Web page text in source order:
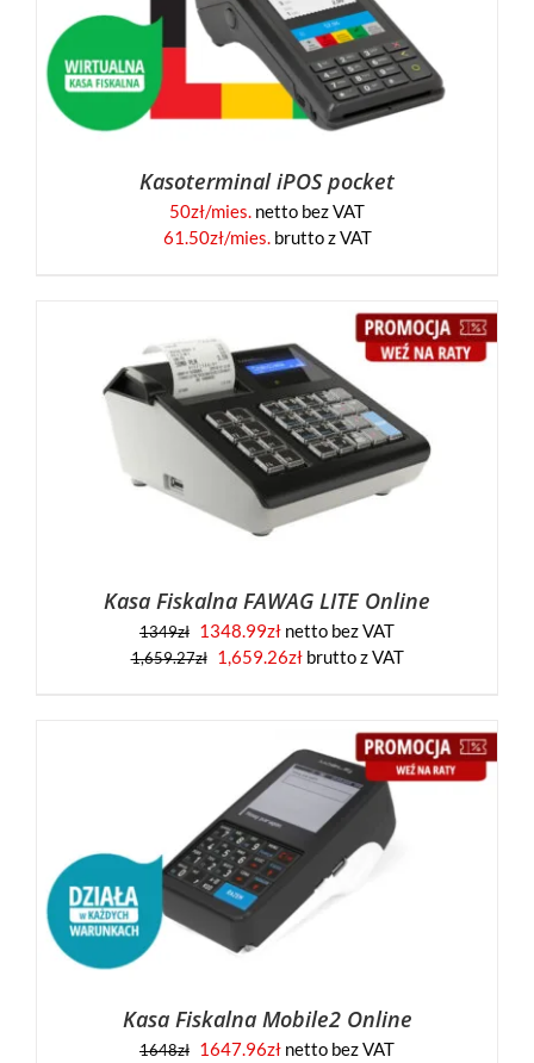
Kasoterminal iPOS pocket
50zł/mies. netto bez VAT
61.50zł/mies.brutto z VAT
Kasa Fiskalna FAWAG LITE Online
1349zł 1348.99zł netto bez VAT
1,659.27zł 1,659.26złbrutto z VAT
Kasa Fiskalna Mobile2 Online
1648zł 1647.96zł netto bez VAT